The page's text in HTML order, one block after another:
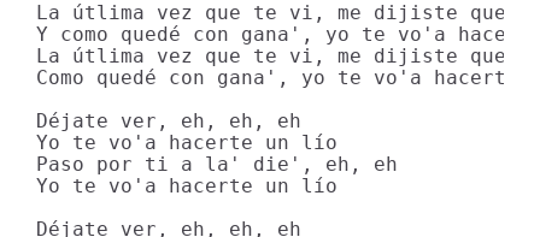
La útlima vez que te vi, me dijiste que
Y como quedé con gana', yo te vo'a
La útlima vez que te vi, me dijiste que
Como quedé con gana', yo te vo'a hacerte
Déjate ver, eh, eh, eh
Yo te vo'a hacerte un lío
Paso por ti a la' die', eh, eh
Yo te vo'a hacerte un lío
Déjate ver, eh, eh, eh